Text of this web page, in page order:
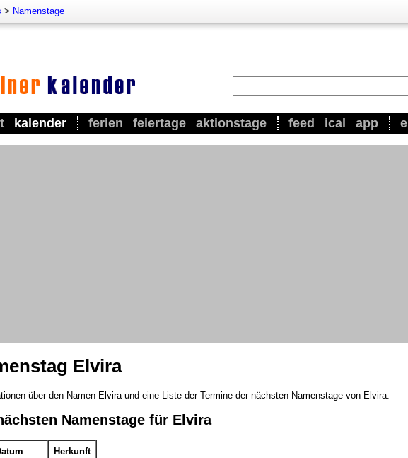
> Namenstage
kalender ferien feiertage aktionstage feed ical app
Elvira
über den Namen Elvira und eine Liste der Termine der nächsten Namenstage von Elvira.
Namenstage für Elvira
Herkunft